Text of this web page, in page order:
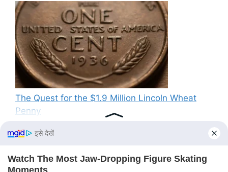
The Quest for the $1.9 Million Lincoln Wheat
Penny